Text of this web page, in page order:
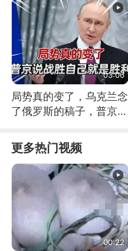
03:06
局势真的变了，乌克兰念
了俄罗斯的稿子，普京说
更多热门视频
00:22